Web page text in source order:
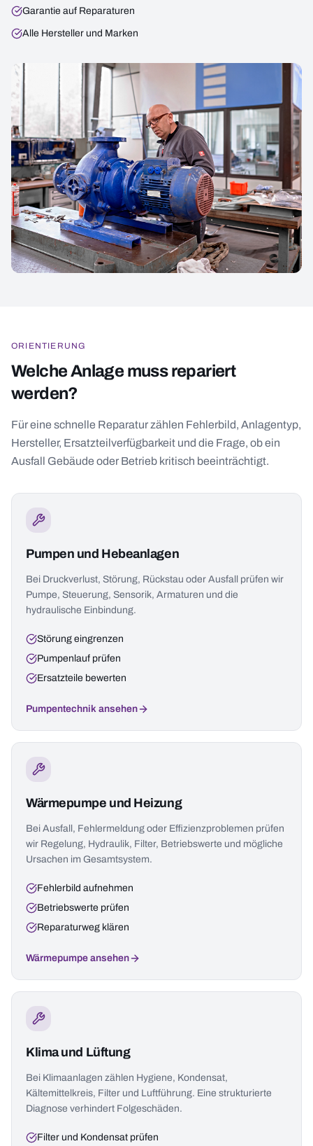
Garantie auf Reparaturen
Alle Hersteller und Marken
ORIENTIERUNG
Welche Anlage muss repariert
werden?
Für eine schnelle Reparatur zählen Fehlerbild, Anlagentyp,
Hersteller, Ersatzteilverfügbarkeit und die Frage, ob ein
Ausfall Gebäude oder Betrieb kritisch beeinträchtigt.
Pumpen und Hebeanlagen
Bei Druckverlust, Störung, Rückstau oder Ausfall prüfen wir
Pumpe, Steuerung, Sensorik, Armaturen und die
hydraulische Einbindung.
Störung eingrenzen
Pumpenlauf prüfen
Ersatzteile bewerten
Pumpentechnik ansehen
Wärmepumpe und Heizung
Bei Ausfall, Fehlermeldung oder Effizienzproblemen prüfen
wir Regelung, Hydraulik, Filter, Betriebswerte und mögliche
Ursachen im Gesamtsystem.
Fehlerbild aufnehmen
Betriebswerte prüfen
Reparaturweg klären
Wärmepumpe ansehen
Klima und Lüftung
Bei Klimaanlagen zählen Hygiene, Kondensat,
Kältemittelkreis, Filter und Luftführung. Eine strukturierte
Diagnose verhindert Folgeschäden.
Filter und Kondensat prüfen